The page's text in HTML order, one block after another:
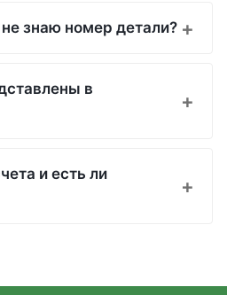
знаю номер детали?
в
и есть ли